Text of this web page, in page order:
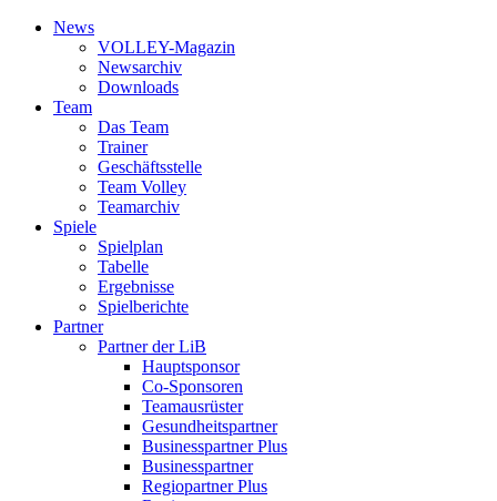
News
VOLLEY-Magazin
News­archiv
Downloads
Team
Das Team
Trainer
Geschäfts­stelle
Team Volley
Team­archiv
Spiele
Spielplan
Tabelle
Ergebnisse
Spielberichte
Partner
Partner der LiB
Haupt­sponsor
Co-Sponsoren
Team­ausrüster
Gesundheits­partner
Businesspartner Plus
Business­partner
Regiopartner Plus